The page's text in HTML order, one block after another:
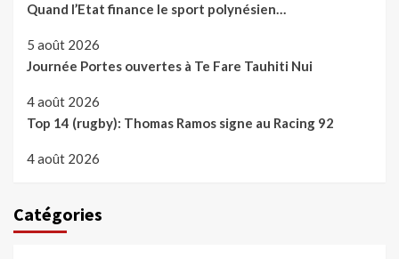
Quand l’Etat finance le sport polynésien…
5 août 2026
Journée Portes ouvertes à Te Fare Tauhiti Nui
4 août 2026
Top 14 (rugby): Thomas Ramos signe au Racing 92
4 août 2026
Catégories